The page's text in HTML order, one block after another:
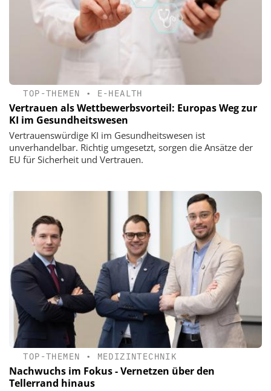
TOP-THEMEN • E-HEALTH
Vertrauen als Wettbewerbsvorteil: Europas Weg zur
KI im Gesundheitswesen
Vertrauenswürdige KI im Gesundheitswesen ist
unverhandelbar. Richtig umgesetzt, sorgen die Ansätze der
EU für Sicherheit und Vertrauen.
TOP-THEMEN • MEDIZINTECHNIK
Nachwuchs im Fokus - Vernetzen über den
Tellerrand hinaus